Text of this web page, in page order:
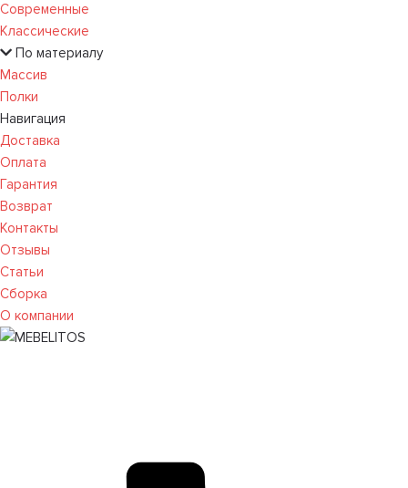
Современные
Классические
По материалу
Массив
Полки
Навигация
Доставка
Оплата
Гарантия
Возврат
Контакты
Отзывы
Статьи
Сборка
О компании